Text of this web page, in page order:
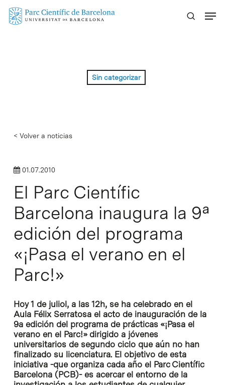
Skip
Sin categorizar
< Volver a noticias
01.07.2010
El Parc Científic
Barcelona inaugura la 9ª
edición del programa
«¡Pasa el verano en el
Parc!»
Hoy 1 de juliol, a las 12h, se ha celebrado en el
Aula Félix Serratosa el acto de inauguración de la
9a edición del programa de prácticas «¡Pasa el
verano en el Parc!» dirigido a jóvenes
universitarios de segundo ciclo que aún no han
finalizado su licenciatura. El objetivo de esta
iniciativa -que organiza cada año el Parc Científic
Barcelona (PCB)- es acercar el entorno de la